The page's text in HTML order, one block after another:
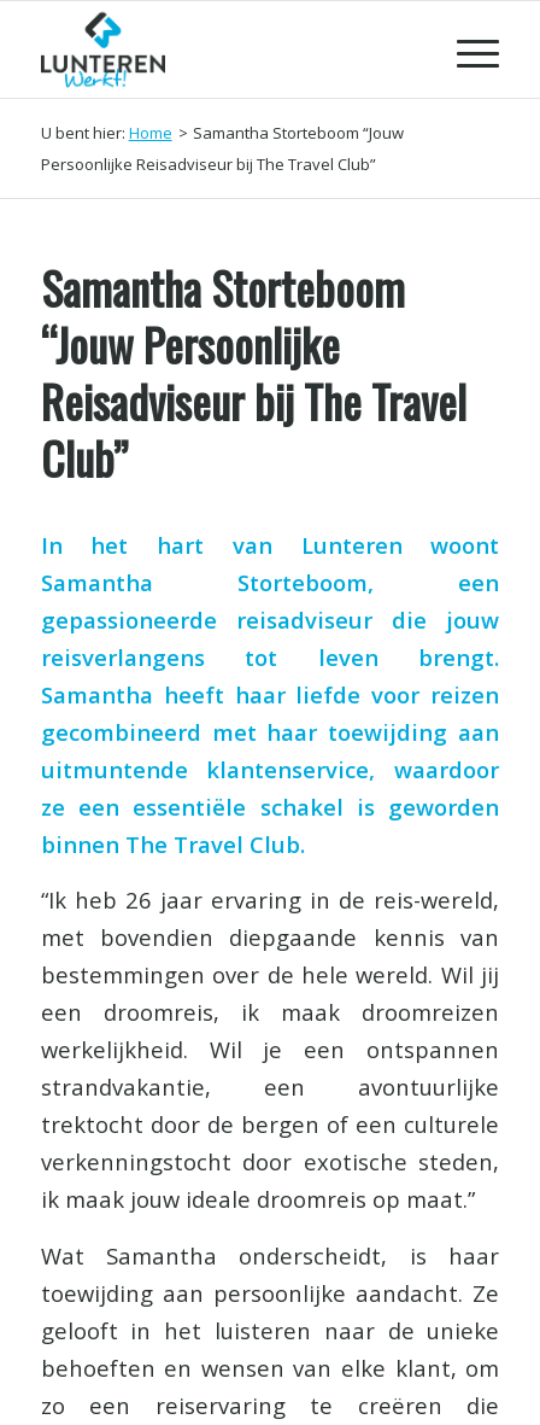
U bent hier: Home > Samantha Storteboom “Jouw
Persoonlijke Reisadviseur bij The Travel Club”
Samantha Storteboom
“Jouw Persoonlijke
Reisadviseur bij The Travel
Club”
In het hart van Lunteren woont
Samantha Storteboom, een
gepassioneerde reisadviseur die jouw
reisverlangens tot leven brengt.
Samantha heeft haar liefde voor reizen
gecombineerd met haar toewijding aan
uitmuntende klantenservice, waardoor
ze een essentiële schakel is geworden
binnen The Travel Club.
“Ik heb 26 jaar ervaring in de reis-wereld,
met bovendien diepgaande kennis van
bestemmingen over de hele wereld. Wil jij
een droomreis, ik maak droomreizen
werkelijkheid. Wil je een ontspannen
strandvakantie, een avontuurlijke
trektocht door de bergen of een culturele
verkenningstocht door exotische steden,
ik maak jouw ideale droomreis op maat.”
Wat Samantha onderscheidt, is haar
toewijding aan persoonlijke aandacht. Ze
gelooft in het luisteren naar de unieke
behoeften en wensen van elke klant, om
zo een reiservaring te creëren die